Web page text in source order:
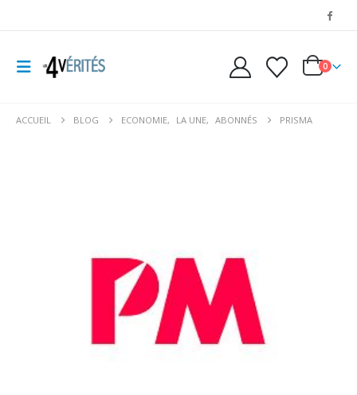
0
ACCUEIL BLOG ECONOMIE, LA UNE, ABONNÉS PRISMA